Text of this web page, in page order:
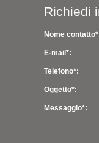
Richiedi
Nome
E-mail*:
Telefono*:
Oggetto*:
Messaggio*: